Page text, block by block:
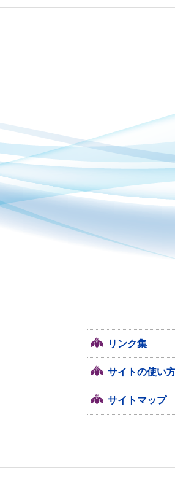
リンク集
サイトの使い
サイトマップ